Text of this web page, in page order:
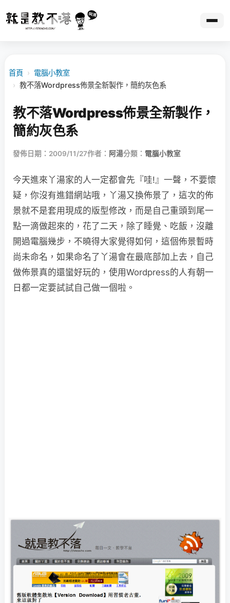
首頁 › 電腦小教室
› 教不落Wordpress佈景全新製作，簡約灰色系
教不落Wordpress佈景全新製作，
簡約灰色系
發佈日期：2009/11/27作者： 阿湯分類： 電腦小教室
今天進來丫湯家的人一定都會先『哇!』一聲，不要懷
疑，你沒有進錯網站哦，丫湯又換佈景了，這次的佈
景就不是套用現成的版型修改，而是自己重頭到尾一
點一滴做起來的，花了二天，除了睡覺、吃飯，沒離
開過電腦幾步，不曉得大家覺得如何，這個佈景暫時
尚未命名，如果命名了丫湯會在最底部加上去，自己
做佈景真的還蠻好玩的，使用Wordpress的人有朝一
日都一定要試試自己做一個啦。